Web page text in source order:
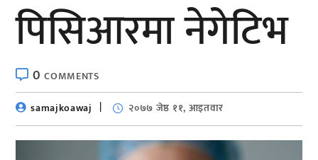
पिसिआरमा नेगेटिभ
0COMMENTS
samajkoawaj
२०७७ जेष्ठ ११, आइतवार